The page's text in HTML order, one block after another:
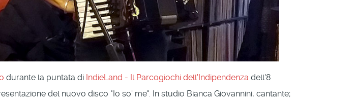
durante la puntata di IndieLand - Il Parcogiochi dell'Indipendenza dell'8
del nuovo disco "Io so' me". In studio Bianca Giovannini, cantante;